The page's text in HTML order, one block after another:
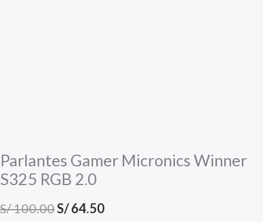
Parlantes Gamer Micronics Winner
S325 RGB 2.0
S/100.00El
S/64.50El